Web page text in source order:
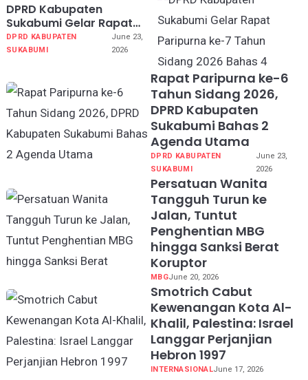
DPRD Kabupaten
Sukabumi Gelar Rapat
Paripurna ke-7 Tahun
Sidang 2026 Bahas 4
DPRD KABUPATEN
SUKABUMI
June 23,
2026
Rapat Paripurna ke-6
Tahun Sidang 2026,
DPRD Kabupaten
Sukabumi Bahas 2
Agenda Utama
DPRD KABUPATEN
SUKABUMI
June 23,
2026
Persatuan Wanita
Tangguh Turun ke
Jalan, Tuntut
Penghentian MBG
hingga Sanksi Berat
Koruptor
MBGJune 20, 2026
Smotrich Cabut
Kewenangan Kota Al-
Khalil, Palestina: Israel
Langgar Perjanjian
Hebron 1997
INTERNASIONALJune 17, 2026